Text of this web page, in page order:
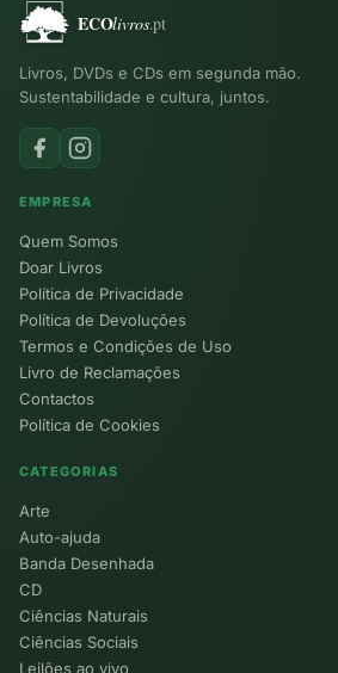
Livros, DVDs e CDs em segunda mão.
Sustentabilidade e cultura, juntos.
EMPRESA
Quem Somos
Doar Livros
Política de Privacidade
Política de Devoluções
Termos e Condições de Uso
Livro de Reclamações
Contactos
Política de Cookies
CATEGORIAS
Arte
Auto-ajuda
Banda Desenhada
CD
Ciências Naturais
Ciências Sociais
Leilões ao vivo